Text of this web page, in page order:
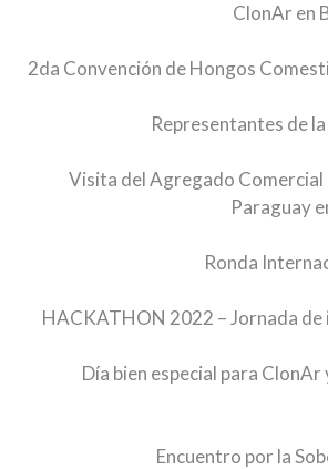
ClonAr en
2da Convención de Hongos
Representantes de
Visita del Agregado Comercial
Paraguay
Ronda
HACKATHON 2022 – Jornada
Día bien especial para
Encuentro por la